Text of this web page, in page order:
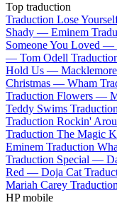
Top traduction
Traduction Lose
Shady — Eminem
Someone You Loved —
— Tom Odell
Hold Us —
Christmas — Wham
Traduction Flowers —
Teddy Swims
Traduction Rockin'
Traduction The Magic
Eminem Traduction
Traduction Special —
Red — Doja Cat
Mariah Carey
HP mobile